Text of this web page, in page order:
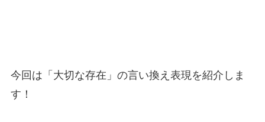
今回は「大切な存在」の言い換え表現を紹介しま
す！